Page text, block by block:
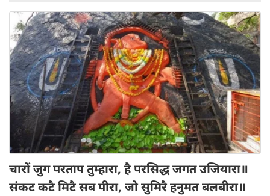
चारों जुग परताप तुम्हारा, है परसिद्ध जगत उजियारा॥
संकट कटै मिटै सब पीरा, जो सुमिरै हनुमत बलबीरा॥